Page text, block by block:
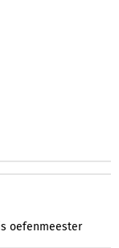
oefenmeester